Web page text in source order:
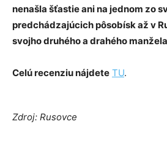
nenašla šťastie ani na jednom zo
predchádzajúcich pôsobísk až v
svojho druhého a drahého
Celú recenziu nájdete TU.
Zdroj: Rusovce